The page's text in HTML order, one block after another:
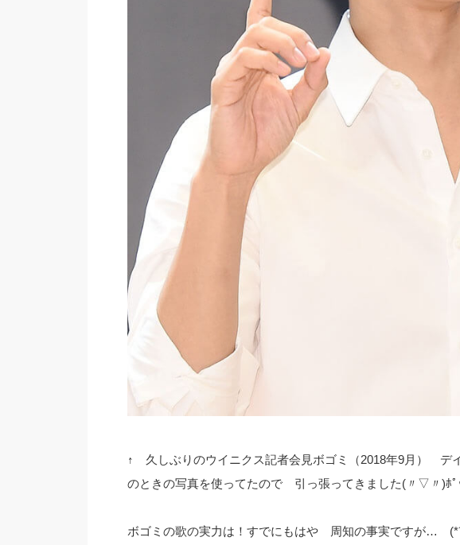
↑ 久しぶりのウイニクス記者会見ボゴミ（2018年9月） デ
のときの写真を使ってたので 引っ張ってきました(〃▽〃)ﾎﾟ
ボゴミの歌の実力は！すでにもはや 周知の事実ですが…